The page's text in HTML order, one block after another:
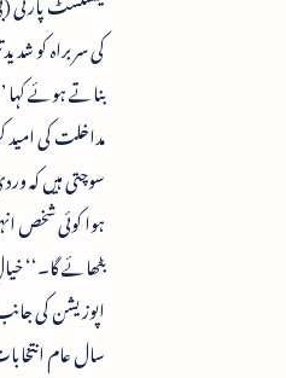
کی سربراہ کو شدید
بناتے ہوئے کہا
مداخلت کی امید
سوچتی ہیں کہ
ہوا کوئی شخص
بٹھائے گا۔‘‘
اپوزیشن کی
سال عام